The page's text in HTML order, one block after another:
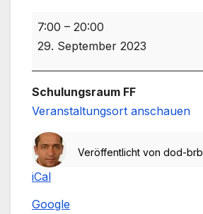
Verabschiedung
B.Rudolph
7:00 – 20:00
29. September 2023
Schulungsraum FF
Veranstaltungsort anschauen
Veröffentlicht von dod-brb
iCal
Google